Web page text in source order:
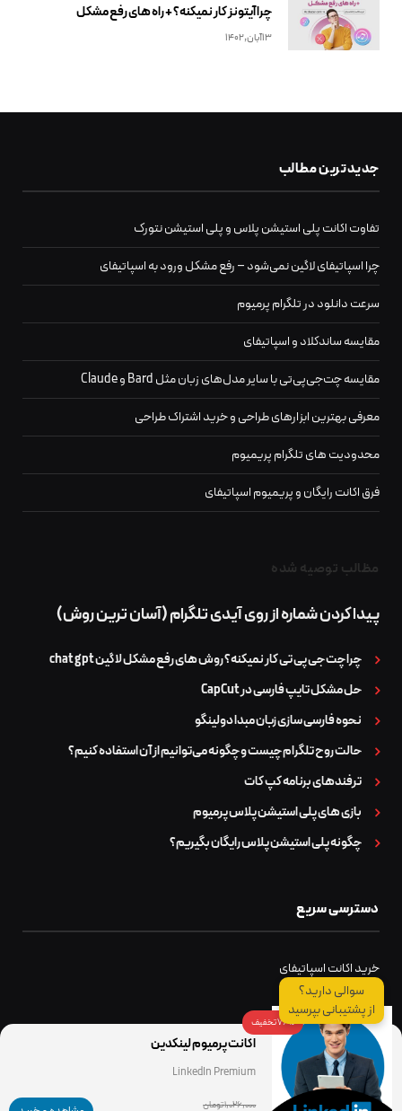
76% تخفیف
اکانت پرمیوم لینکدین
LinkedIn Premium
1,026,000 تومان
چرا آیتونز کار نمیکنه؟ + راه های رفع مشکل
13آبان,1402
جدیدترین مطالب
تفاوت اکانت پلی استیشن پلاس و پلی استیشن نتورک
چرا اسپاتیفای لاگین نمی‌شود – رفع مشکل ورود به اسپاتیفای
سرعت دانلود در تلگرام پرمیوم
مقایسه ساندکلاد و اسپاتیفای
مقایسه چت‌جی‌پی‌تی با سایر مدل‌های زبان مثل Bard و Claude
معرفی بهترین ابزارهای طراحی و خرید اشتراک طراحی
محدودیت‌ های تلگرام پریمیوم
فرق اکانت رایگان و پریمیوم اسپاتیفای
مظالب توصیه شده
پيدا كردن شماره از روی آیدی تلگرام (آسان ترین روش)
چرا چت جی پی تی کار نمیکنه؟ روش های رفع مشکل لاگین chat gpt
حل مشکل تایپ فارسی در CapCut
نحوه فارسی سازی زبان مبدا دولینگو
حالت روح تلگرام چیست و چگونه می‌توانیم از آن استفاده کنیم؟
ترفندهای برنامه کپ کات
بازی های پلی استیشن پلاس پرمیوم
چگونه پلی استیشن پلاس رایگان بگیریم؟
دسترسی سریع
خرید اکانت اسپاتیفای
© 1405 تمام حقوق برای اکانت بازار محفوظ است.
سوالی دارید؟
از پشتیبانی بپرسید